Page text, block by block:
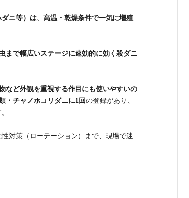
ニ等）は、高温・乾燥条件で一気に増殖
まで幅広いステージに速効的に効く殺ダニ
など外観を重視する作目にも使いやすいの
・チャノホコリダニに1回の登録があり、
対策（ローテーション）まで、現場で迷